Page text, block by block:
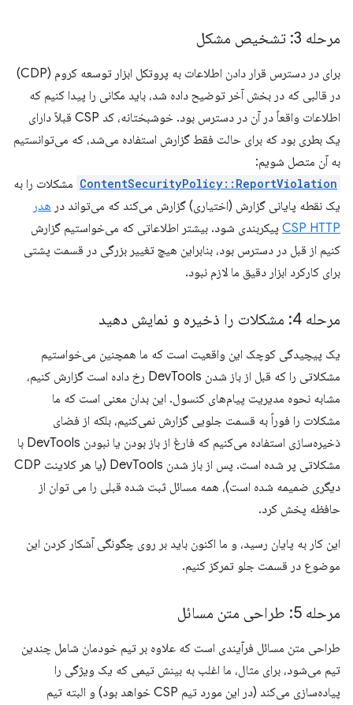
مرحله 3: تشخیص مشکل
برای در دسترس قرار دادن اطلاعات به پروتکل ابزار توسعه کروم (CDP)
در قالبی که در بخش آخر توضیح داده شد، باید مکانی را پیدا کنیم که
اطلاعات واقعاً در آن در دسترس بود. خوشبختانه، کد CSP قبلاً دارای
یک بطری بود که برای حالت فقط گزارش استفاده می‌شد، که می‌توانستیم
به آن متصل شویم:
ContentSecurityPolicy::ReportViolation مشکلات را به
یک نقطه پایانی گزارش (اختیاری) گزارش می‌کند که می‌تواند در هدر
CSP HTTP پیکربندی شود. بیشتر اطلاعاتی که می‌خواستیم گزارش
کنیم از قبل در دسترس بود، بنابراین هیچ تغییر بزرگی در قسمت پشتی
برای کارکرد ابزار دقیق ما لازم نبود.
مرحله 4: مشکلات را ذخیره و نمایش دهید
یک پیچیدگی کوچک این واقعیت است که ما همچنین می‌خواستیم
مشکلاتی را که قبل از باز شدن DevTools رخ داده است گزارش کنیم،
مشابه نحوه مدیریت پیام‌های کنسول. این بدان معنی است که ما
مشکلات را فوراً به قسمت جلویی گزارش نمی‌کنیم، بلکه از فضای
ذخیره‌سازی استفاده می‌کنیم که فارغ از باز بودن یا نبودن DevTools با
مشکلاتی پر شده است. پس از باز شدن DevTools (یا هر کلاینت CDP
دیگری ضمیمه شده است)، همه مسائل ثبت شده قبلی را می توان از
حافظه پخش کرد.
این کار به پایان رسید، و ما اکنون باید بر روی چگونگی آشکار کردن این
موضوع در قسمت جلو تمرکز کنیم.
مرحله 5: طراحی متن مسائل
طراحی متن مسائل فرآیندی است که علاوه بر تیم خودمان شامل چندین
تیم می‌شود، برای مثال، ما اغلب به بینش تیمی که یک ویژگی را
پیاده‌سازی می‌کند (در این مورد تیم CSP خواهد بود) و البته تیم